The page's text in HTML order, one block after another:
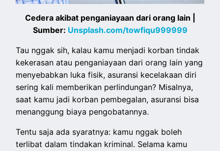
Cedera akibat penganiayaan dari orang lain |
Sumber: Unsplash.com/towfiqu999999
Tau nggak sih, kalau kamu menjadi korban tindak
kekerasan atau penganiayaan dari orang lain yang
menyebabkan luka fisik, asuransi kecelakaan diri
sering kali memberikan perlindungan? Misalnya,
saat kamu jadi korban pembegalan, asuransi bisa
menanggung biaya pengobatannya.
Tentu saja ada syaratnya: kamu nggak boleh
terlibat dalam tindakan kriminal. Selama kamu